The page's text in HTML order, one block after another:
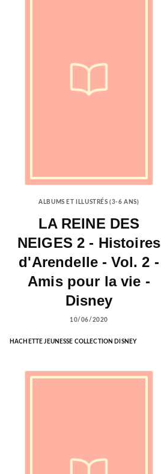
ALBUMS ET ILLUSTRÉS (3-6 ANS)
LA REINE DES
NEIGES 2 - Histoires
d'Arendelle - Vol. 2 -
Amis pour la vie -
Disney
10/06/2020
HACHETTE JEUNESSE COLLECTION DISNEY